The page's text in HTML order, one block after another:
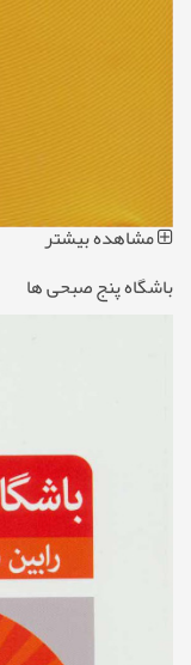
مشاهده بیشتر
باشگاه پنج صبحی ها